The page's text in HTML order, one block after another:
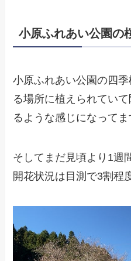
小原ふれあい公園の
小原ふれあい公園の四
る場所に植えられてい
るような感じになってま
そしてまだ見頃より1週
開花状況は目測で3割程